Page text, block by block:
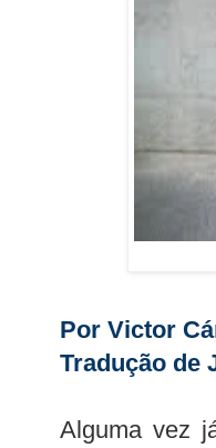
Por Victor
Tradução de
Alguma vez